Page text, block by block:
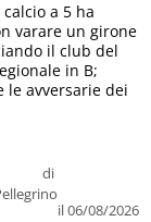
di
il 06/08/2026
a 5 ha
varare un girone
il club del
in B;
le avversarie dei